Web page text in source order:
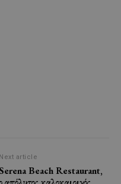
Next article
Beach Restaurant,